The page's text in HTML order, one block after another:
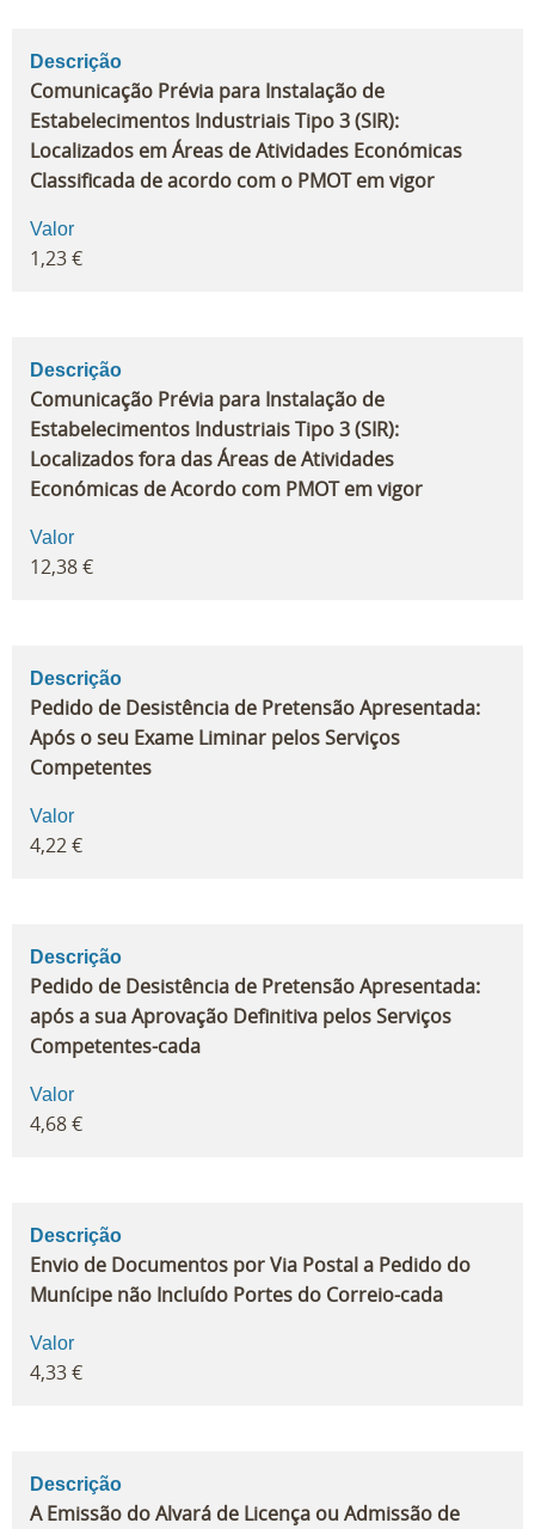
Descrição
Comunicação Prévia para Instalação de
Estabelecimentos Industriais Tipo 3 (SIR):
Localizados em Áreas de Atividades Económicas
Classificada de acordo com o PMOT em vigor
Valor
1,23 €
Descrição
Comunicação Prévia para Instalação de
Estabelecimentos Industriais Tipo 3 (SIR):
Localizados fora das Áreas de Atividades
Económicas de Acordo com PMOT em vigor
Valor
12,38 €
Descrição
Pedido de Desistência de Pretensão Apresentada:
Após o seu Exame Liminar pelos Serviços
Competentes
Valor
4,22 €
Descrição
Pedido de Desistência de Pretensão Apresentada:
após a sua Aprovação Definitiva pelos Serviços
Competentes-cada
Valor
4,68 €
Descrição
Envio de Documentos por Via Postal a Pedido do
Munícipe não Incluído Portes do Correio-cada
Valor
4,33 €
Descrição
A Emissão do Alvará de Licença ou Admissão de